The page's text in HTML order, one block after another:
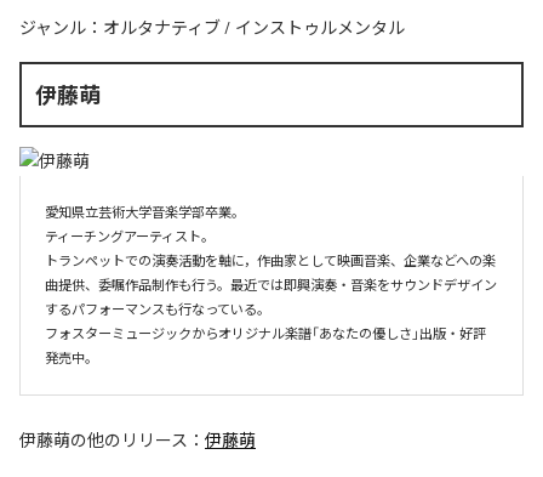
ジャンル： オルタナティブ / インストゥルメンタル
伊藤萌
愛知県立芸術大学音楽学部卒業。
ティーチングアーティスト。
トランペットでの演奏活動を軸に，作曲家として映画音楽、企業などへの楽
曲提供、委嘱作品制作も行う。最近では即興演奏・音楽をサウンドデザイン
するパフォーマンスも行なっている。
フォスターミュージックからオリジナル楽譜「あなたの優しさ」出版・好評
伊藤萌の他のリリース： 伊藤萌